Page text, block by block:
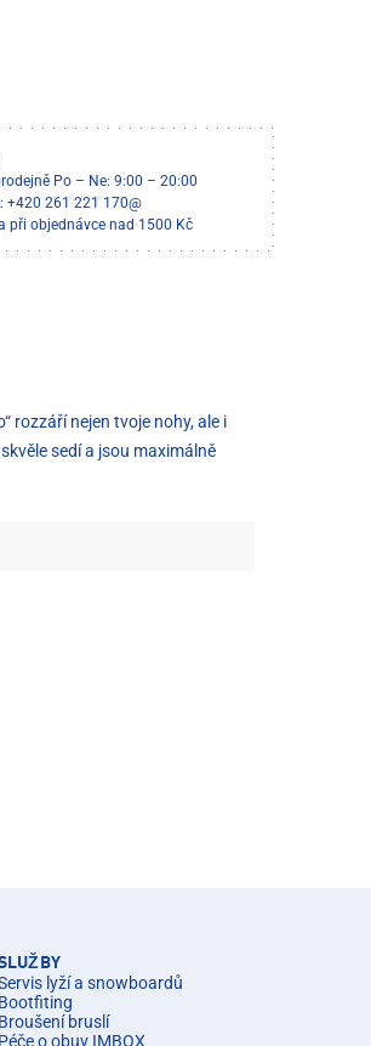
Po – Ne: 9:00 – 20:00
+420 261 221 170@
při objednávce nad 1500 Kč
rozzáří nejen tvoje nohy, ale i
sedí a jsou maximálně
lyží a snowboardů
Bootfiting
Broušení bruslí
Péče o obuv IMBOX